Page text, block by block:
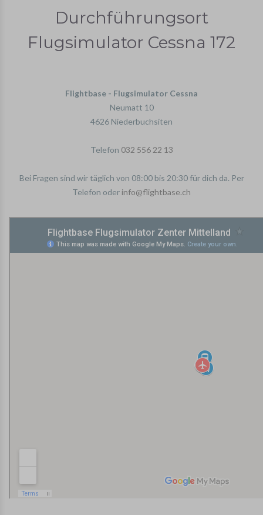
Durchführungsort
Flugsimulator Cessna 172
Flightbase - Flugsimulator Cessna
Neumatt 10
4626 Niederbuchsiten
Telefon 032 556 22 13
Bei Fragen sind wir täglich von 08:00 bis 20:30 für dich da. Per
Telefon oder info@flightbase.ch